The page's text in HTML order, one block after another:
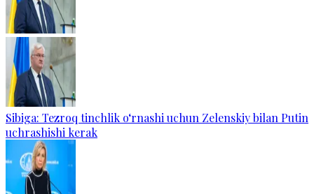
Sibiga: Tezroq tinchlik o‘rnashi uchun Zelenskiy bilan Putin
uchrashishi kerak